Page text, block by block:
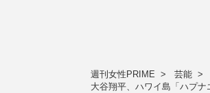
週刊女性PRIME 芸能
大谷翔平、ハワイ島「ハプ